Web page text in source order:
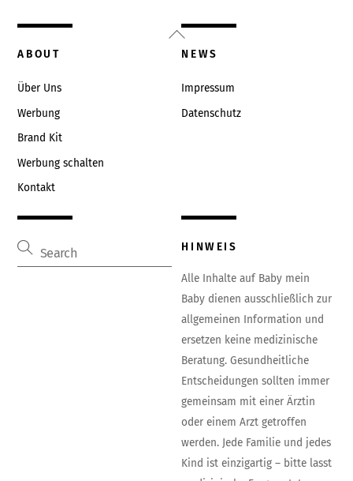
Back
To
ABOUT
Über Uns
Werbung
Brand Kit
Werbung schalten
Kontakt
NEWS
Impressum
Datenschutz
HINWEIS
Alle Inhalte auf Baby mein
Baby dienen ausschließlich zur
allgemeinen Information und
ersetzen keine medizinische
Beratung. Gesundheitliche
Entscheidungen sollten immer
gemeinsam mit einer Ärztin
oder einem Arzt getroffen
werden. Jede Familie und jedes
Kind ist einzigartig – bitte lasst